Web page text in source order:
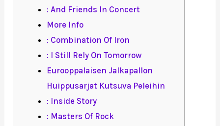
: And Friends In Concert
More Info
: Combination Of Iron
: I Still Rely On Tomorrow
Eurooppalaisen Jalkapallon
Huippusarjat Kutsuva Peleihin
: Inside Story
: Masters Of Rock